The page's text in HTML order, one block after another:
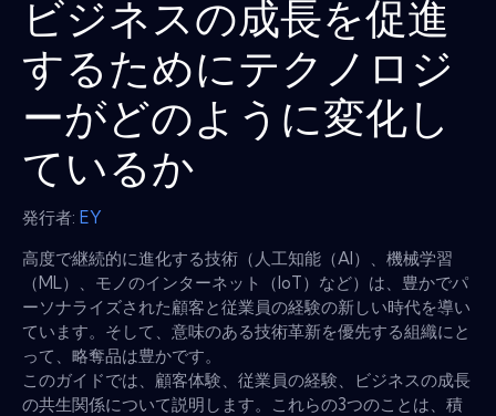
ビジネスの成長を促進
するためにテクノロジ
ーがどのように変化し
ているか
発行者: EY
高度で継続的に進化する技術（人工知能（AI）、機械学習
（ML）、モノのインターネット（IoT）など）は、豊かでパ
ーソナライズされた顧客と従業員の経験の新しい時代を導い
ています。そして、意味のある技術革新を優先する組織にと
って、略奪品は豊かです。
このガイドでは、顧客体験、従業員の経験、ビジネスの成長
の共生関係について説明します。これらの3つのことは、積